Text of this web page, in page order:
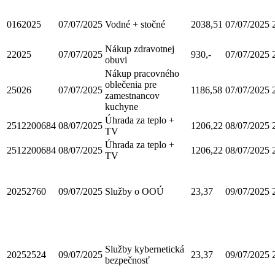
0162025 07/07/2025 Vodné + stočné 2038,51 07/07/2025
22025 07/07/2025
Nákup zdravotnej
obuvi
930,- 07/07/2025
25026 07/07/2025
Nákup pracovného
oblečenia pre
zamestnancov
kuchyne
1186,58 07/07/2025
2512200684 08/07/2025
Úhrada za teplo +
TV
1206,22 08/07/2025
2512200684 08/07/2025
Úhrada za teplo +
TV
1206,22 08/07/2025
20252760 09/07/2025 Služby o OOÚ 23,37 09/07/2025
20252524 09/07/2025
Služby kybernetická
bezpečnosť
23,37 09/07/2025